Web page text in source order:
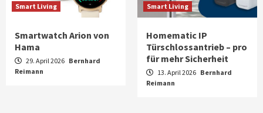
Smart Living
Smartwatch Arion von
Hama
29. April 2026 Bernhard
Reimann
Smart Living
Homematic IP
Türschlossantrieb – pro
für mehr Sicherheit
13. April 2026 Bernhard
Reimann